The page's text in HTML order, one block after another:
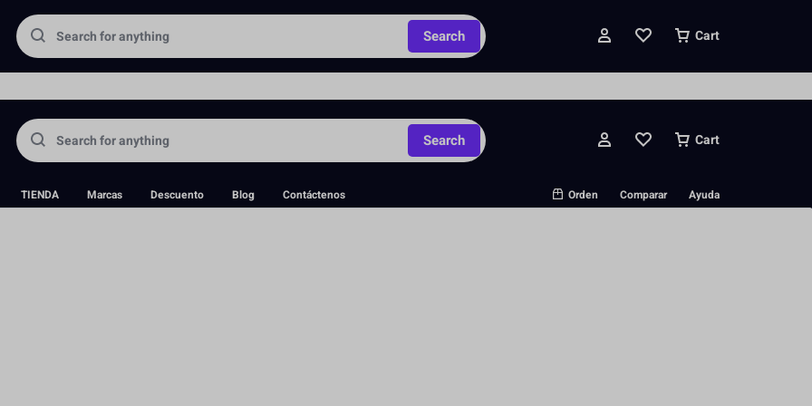
directa de equipos fotográficos y aceptamos pedidos anticipados y pedidos personalizados.
Search Cart
TIENDA Marcas Descuento Blog Contáctenos Orden Comparar Ayuda
Search Cart